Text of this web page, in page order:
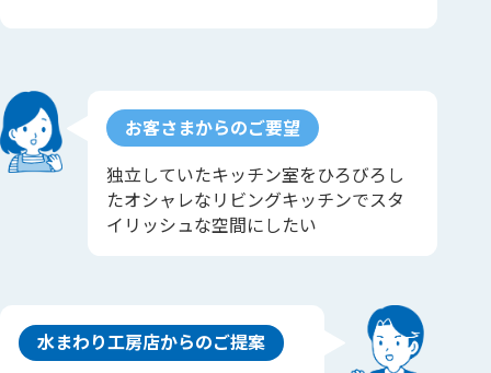
お客さまからのご要望
独立していたキッチン室をひろびろし
たオシャレなリビングキッチンでスタ
イリッシュな空間にしたい
水まわり工房店からのご提案